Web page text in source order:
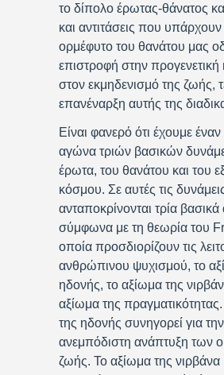
το δίπολο έρωτας-θάνατος
και αντιτάσεις που
ορμέφυτο του θανάτου μας
επιστροφή στην
στον εκμηδενισμό της ζωής,
επανέναρξη αυτής της
Είναι φανερό ότι έχουμε
αγώνα τριών βασικών
έρωτα, του θανάτου και του
κόσμου. Σε αυτές τις
ανταποκρίνονται τρία
σύμφωνα με τη θεωρία του
οποία προσδιορίζουν τις
ανθρώπινου ψυχισμού, το
ηδονής, το αξίωμα της
αξίωμα της
της ηδονής συνηγορεί για την
ανεμπόδιστη ανάπτυξη των
ζωής. Το αξίωμα της νιρβάνα